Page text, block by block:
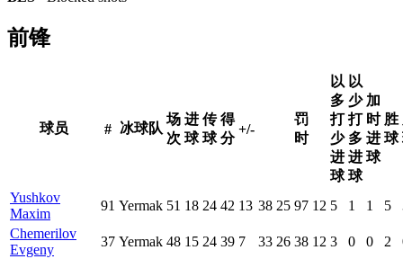
前锋
球员 # 冰球队
场
次
进
球
传
球
得
分
+/-
罚
时
以
多
打
少
进
球
以
少
打
多
进
球
加
时
进
球
胜
球
Yushkov
Maxim
91 Yermak 51 18 24 42 13 38 25 97 12 5 1 1 5
Chemerilov
Evgeny
37 Yermak 48 15 24 39 7 33 26 38 12 3 0 0 2